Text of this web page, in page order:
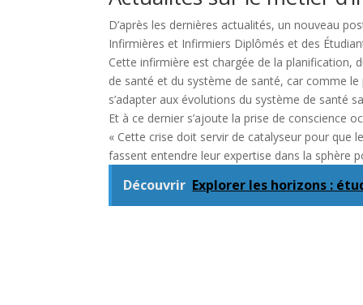
D’après les dernières actualités, un nouveau
Infirmières et Infirmiers Diplômés et des
Cette infirmière est chargée de la planification,
de santé et du système de santé, car comme
s’adapter aux évolutions du système de santé
Et à ce dernier s’ajoute la prise de conscience
« Cette crise doit servir de catalyseur pour que
fassent entendre leur expertise dans la sphère
Découvrir Explorer les horizons :